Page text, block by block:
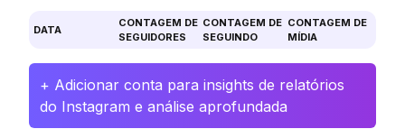
DATA
CONTAGEM DE
SEGUIDORES
CONTAGEM DE
SEGUINDO
CONTAGEM DE
MÍDIA
+ Adicionar conta para insights de relatórios
do Instagram e análise aprofundada